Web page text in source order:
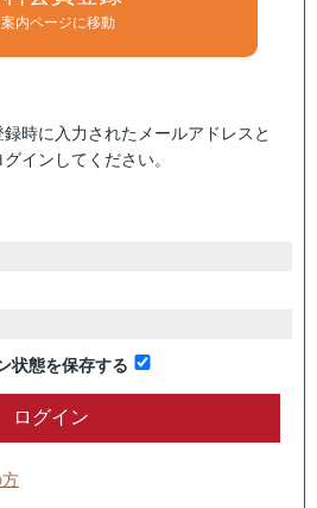
内ページに移動
時に入力されたメールアドレスと
インしてください。
状態を保存する